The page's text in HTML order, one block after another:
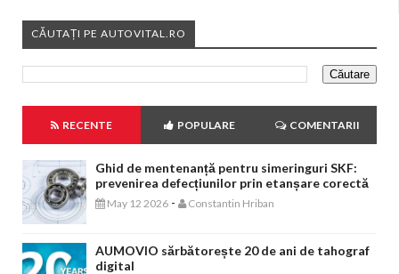
CĂUTAȚI PE AUTOVITAL.RO
RECENTE POPULARE COMENTARII
Ghid de mentenanță pentru simeringuri SKF:
prevenirea defecțiunilor prin etanșare corectă
May 12 2026 - Constantin Hriban
AUMOVIO sărbătorește 20 de ani de tahograf
digital